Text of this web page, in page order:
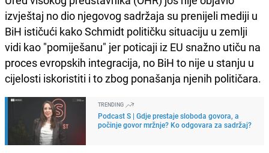
izvještaj no dio njegovog sadržaja su prenijeli mediji u
BiH ističući kako Schmidt političku situaciju u zemlji
vidi kao "pomiješanu" jer poticaji iz EU snažno utiču na
proces evropskih integracija, no BiH to nije u stanju u
cijelosti iskoristiti i to zbog ponašanja njenih političara.
TRENDING
Podcast S | Gdje prestaje sloboda govora, a
počinje govor mržnje? Ko odgovara za sadržaj?